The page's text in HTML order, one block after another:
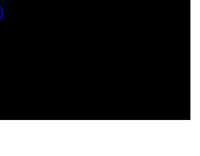
Banská Bystrica |